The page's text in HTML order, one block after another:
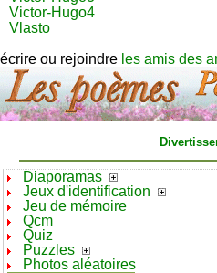
Victor-Hugo4
Vlasto
écrire ou rejoindre les amis des
Diaporamas
Jeux d'identification
Jeu de mémoire
Qcm
Quiz
Puzzles
Photos aléatoires